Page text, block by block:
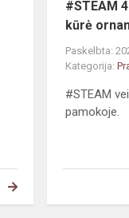
#STEAM
kūrė
Paskelbta:
Kategorija:
#STEAM
pamokoje.